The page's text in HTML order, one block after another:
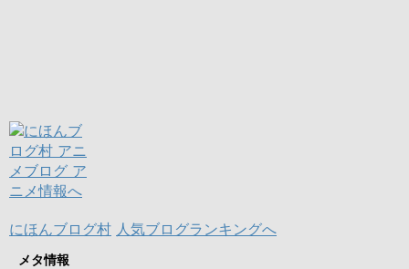
にほんブログ村 人気ブログランキングへ
メタ情報